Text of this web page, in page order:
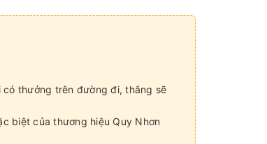
có thưởng trên đường đi, thắng sẽ
biệt của thương hiệu Quy Nhơn